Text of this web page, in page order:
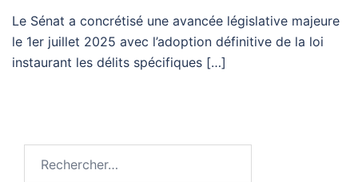
Le Sénat a concrétisé une avancée législative majeure
le 1er juillet 2025 avec l’adoption définitive de la loi
instaurant les délits spécifiques […]